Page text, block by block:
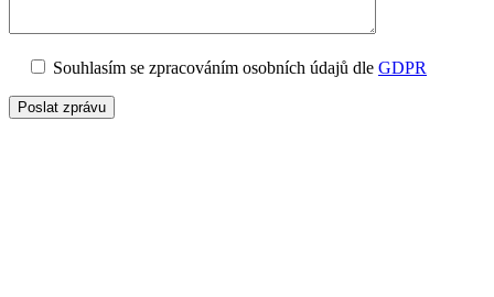
Souhlasím se zpracováním osobních údajů dle GDPR